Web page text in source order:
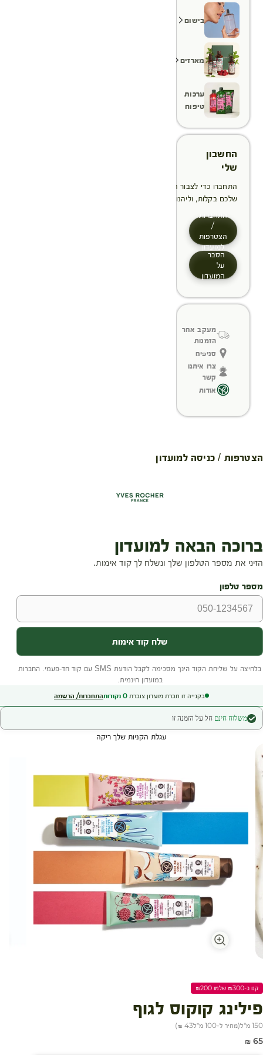
בישום
מארזים
ערכות
טיפוח
החשבון
שלי
התחברו כדי לצבור הטבות, לנהל ולעקוב אחר ההזמנות
שלכם בקלות, וליהנות מתהליך תשלום מהיר יותר
התחברות
/
הצטרפות
למועדון
הסבר
על
המועדון
מעקב אחר
הזמנות
סניפים
צרו איתנו
קשר
אודות
הצטרפות / כניסה למועדון
בקנייה זו חברת מועדון צוברת 0 נקודותהתחברות/ הרשמה
משלוח חינם חל על הזמנה זו
עגלת הקניות שלך ריקה
קנו ב-₪300 שלמו ₪200
פילינג קוקוס לגוף
150 מ"ל (מחיר ל-100 מ״ל 43 ₪
)
מחיר מבצע
65 ₪